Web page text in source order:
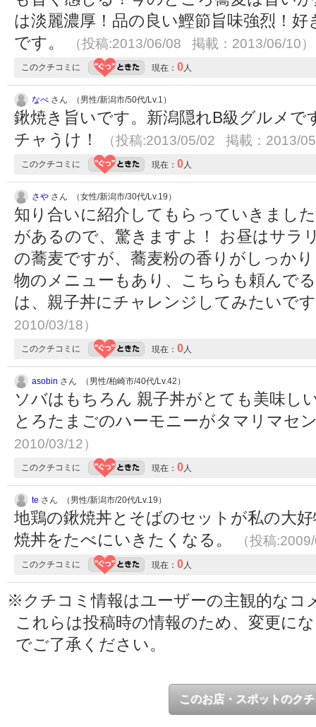
は淡麗濃厚！品の良い鰹節旨味強烈！
です。
（投稿:2013/06/08 掲載：2013/06/10）
このクチコミに 現在： 0人
なべ さん （男性/新潟市/50代/Lv.1）
鍬焼き旨いです。新潟隠れB級グルメで
チャうけ！
（投稿:2013/05/02 掲載：2013/
このクチコミに 現在： 0人
さや さん （女性/新潟市/30代/Lv.19）
知り合いに紹介してもらっていきまし
があるので、驚きますよ！ お昼はサラ
の蕎麦ですが、蕎麦粉の香りがしっか
物のメニューもあり、こちらも頼んで
は、親子丼にチャレンジしてみたいで
2010/03/18）
このクチコミに 現在： 0人
asobin さん （男性/柏崎市/40代/Lv.42）
ソバはもちろん 親子丼がとても美味し
とろたまごのハーモニーがタマリマセ
2010/03/12）
このクチコミに 現在： 0人
te さん （男性/新潟市/20代/Lv.19）
地鶏の鍬焼丼とそばのセットが私の大
焼丼をたべにいきたくなる。
（投稿
このクチコミに 現在： 0人
※クチコミ情報はユーザーの主観的なコ
これらは投稿時の情報のため、変更に
でご了承ください。
このお店・スポットのク